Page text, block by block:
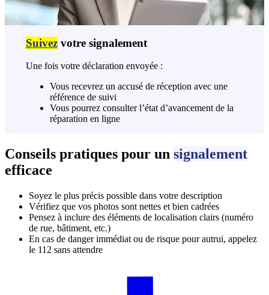
Suivezvotre signalement
Une fois votre déclaration envoyée :
Vous recevrez un accusé de réception avec une
référence de suivi
Vous pourrez consulter l’état d’avancement de la
réparation en ligne
Conseils pratiques pour un signalement
efficace
Soyez le plus précis possible dans votre description
Vérifiez que vos photos sont nettes et bien cadrées
Pensez à inclure des éléments de localisation clairs (numéro
de rue, bâtiment, etc.)
En cas de danger immédiat ou de risque pour autrui, appelez
le 112 sans attendre